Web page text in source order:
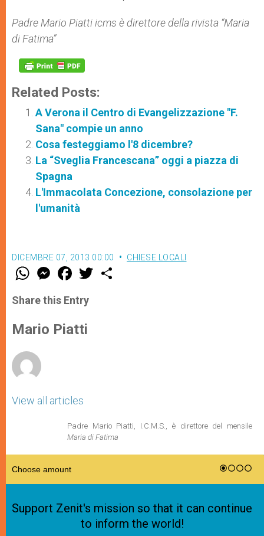
Padre Mario Piatti icms è direttore della rivista “Maria
di Fatima”
Related Posts:
A Verona il Centro di Evangelizzazione "F.
Sana" compie un anno
Cosa festeggiamo l'8 dicembre?
La “Sveglia Francescana” oggi a piazza di
Spagna
L'Immacolata Concezione, consolazione per
l'umanità
DICEMBRE 07, 2013 00:00 CHIESE LOCALI
W
t
s
p
p
M
e
s
e
g
e
F
a
e
b
o
k
w
Share this Entry
Mario Piatti
View all articles
Padre Mario Piatti, I.C.M.S., è direttore del mensile
Maria di Fatima